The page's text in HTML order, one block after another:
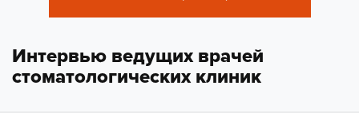
Интервью ведущих врачей
стоматологических клиник